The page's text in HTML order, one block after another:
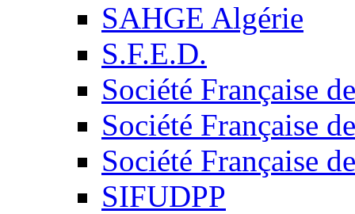
SAHGE Algérie
S.F.E.D.
Société Française
Société Française
Société Française
SIFUDPP